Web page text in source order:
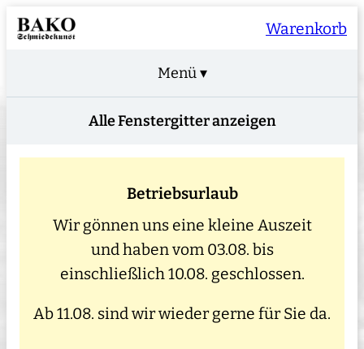
Warenkorb
Menü ▾
Alle Fenstergitter anzeigen
Betriebsurlaub
Wir gönnen uns eine kleine Auszeit
und haben vom 03.08. bis
einschließlich 10.08. geschlossen.
Ab 11.08. sind wir wieder gerne für Sie da.